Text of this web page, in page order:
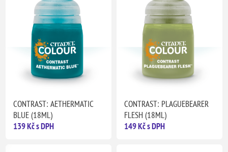
CONTRAST: AETHERMATIC
BLUE (18ML)
139 Kč s DPH
CONTRAST: PLAGUEBEARER
FLESH (18ML)
149 Kč s DPH